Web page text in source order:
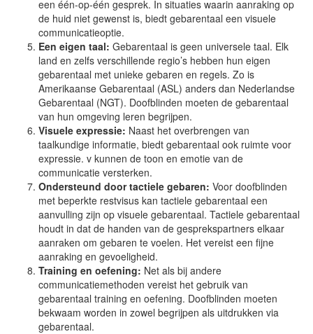
een één-op-één gesprek. In situaties waarin aanraking op
de huid niet gewenst is, biedt gebarentaal een visuele
communicatieoptie.
Een eigen taal: Gebarentaal is geen universele taal. Elk
land en zelfs verschillende regio’s hebben hun eigen
gebarentaal met unieke gebaren en regels. Zo is
Amerikaanse Gebarentaal (ASL) anders dan Nederlandse
Gebarentaal (NGT). Doofblinden moeten de gebarentaal
van hun omgeving leren begrijpen.
Visuele expressie: Naast het overbrengen van
taalkundige informatie, biedt gebarentaal ook ruimte voor
expressie. v kunnen de toon en emotie van de
communicatie versterken.
Ondersteund door tactiele gebaren: Voor doofblinden
met beperkte restvisus kan tactiele gebarentaal een
aanvulling zijn op visuele gebarentaal. Tactiele gebarentaal
houdt in dat de handen van de gesprekspartners elkaar
aanraken om gebaren te voelen. Het vereist een fijne
aanraking en gevoeligheid.
Training en oefening: Net als bij andere
communicatiemethoden vereist het gebruik van
gebarentaal training en oefening. Doofblinden moeten
bekwaam worden in zowel begrijpen als uitdrukken via
gebarentaal.